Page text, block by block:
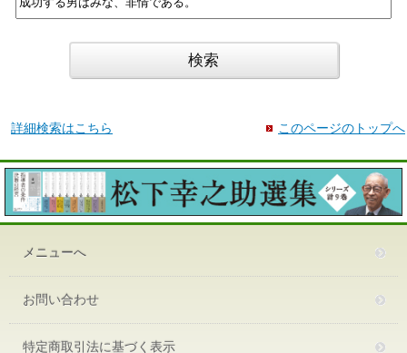
詳細検索はこちら このページのトップへ
メニューへ
お問い合わせ
特定商取引法に基づく表示